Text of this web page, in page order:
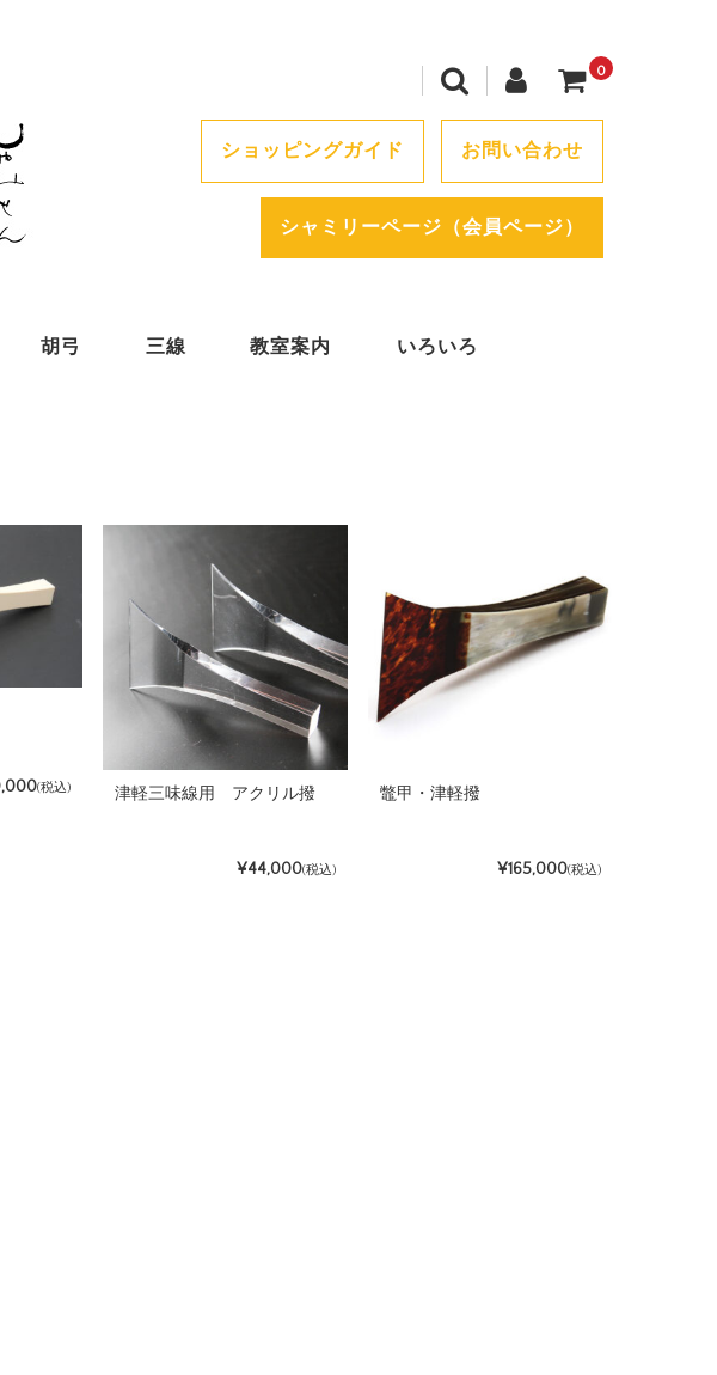
0
三線
胡弓 教室案内 いろいろ
ショッピングガイド お問い合わせ
シャミリーページ（会員ページ）
(税込) 津軽三味線用 アクリル撥
¥44,000(税込)
鼈甲・津軽撥
¥165,000(税込)